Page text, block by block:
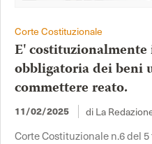
Corte Costituzionale
E'
obbligatoria dei beni
commettere reato.
11/02/2025 di La
Corte Costituzionale n.6 del